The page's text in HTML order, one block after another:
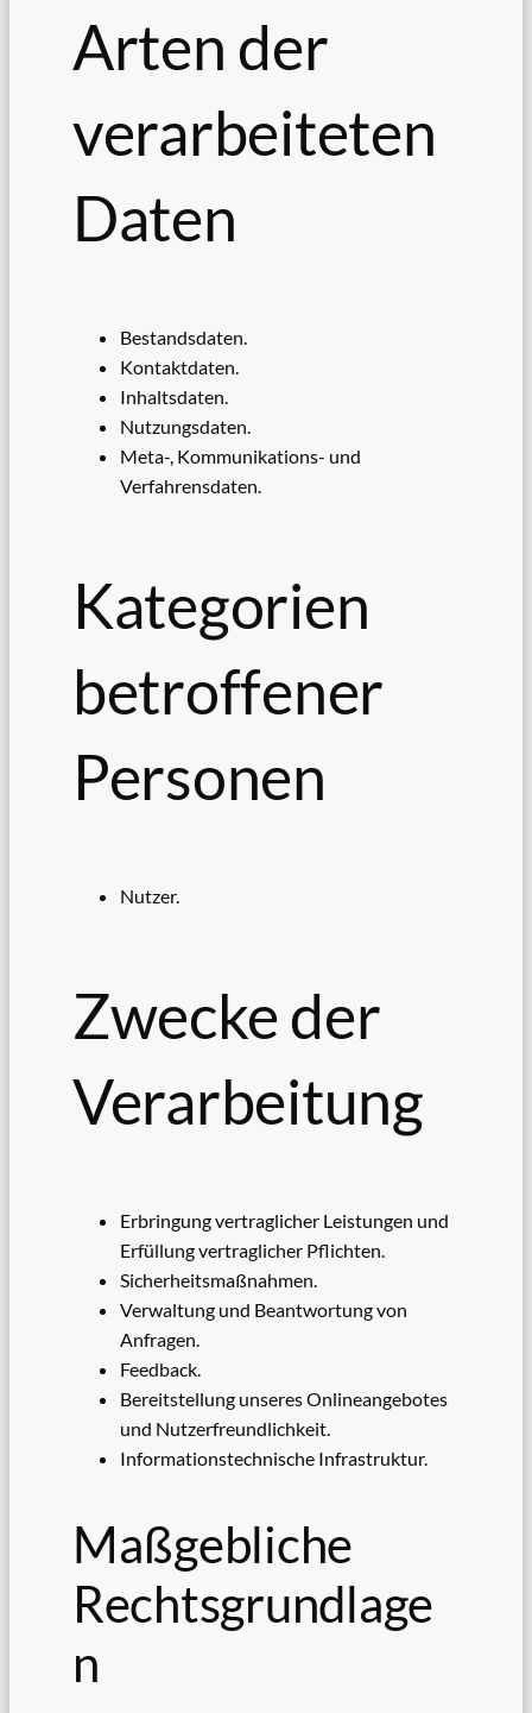
Arten der
verarbeiteten
Daten
Bestandsdaten.
Kontaktdaten.
Inhaltsdaten.
Nutzungsdaten.
Meta-, Kommunikations- und
Verfahrensdaten.
Kategorien
betroffener
Personen
Nutzer.
Zwecke der
Verarbeitung
Erbringung vertraglicher Leistungen und
Erfüllung vertraglicher Pflichten.
Sicherheitsmaßnahmen.
Verwaltung und Beantwortung von
Anfragen.
Feedback.
Bereitstellung unseres Onlineangebotes
und Nutzerfreundlichkeit.
Informationstechnische Infrastruktur.
Maßgebliche
Rechtsgrundlage
n